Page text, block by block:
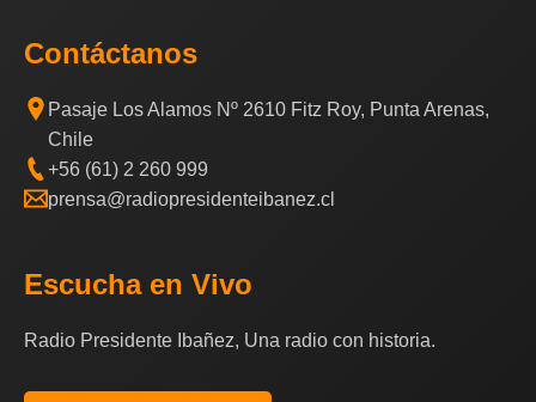
Contáctanos
Pasaje Los Alamos Nº 2610 Fitz Roy, Punta Arenas,
Chile
+56 (61) 2 260 999
prensa@radiopresidenteibanez.cl
Escucha en Vivo
Radio Presidente Ibañez, Una radio con historia.